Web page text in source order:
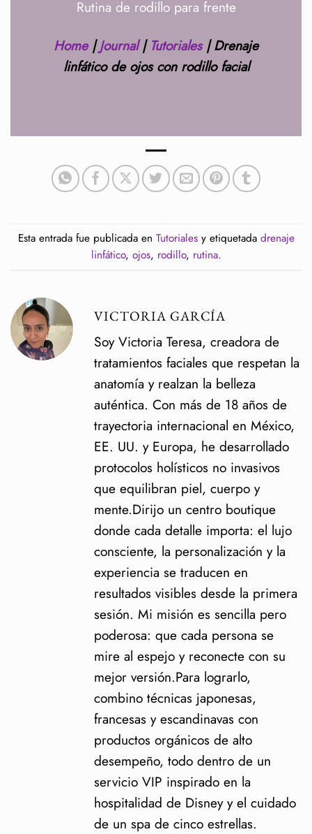
Rutina de rodillo para frente
Home|Journal| Tutoriales|Drenaje
linfático de ojos con rodillo facial
Esta entrada fue publicada en Tutorialesy etiquetada drenaje
linfático, ojos, rodillo, rutina.
VICTORIA GARCÍA
Soy Victoria Teresa, creadora de
tratamientos faciales que respetan la
anatomía y realzan la belleza
auténtica. Con más de 18 años de
trayectoria internacional en México,
EE. UU. y Europa, he desarrollado
protocolos holísticos no invasivos
que equilibran piel, cuerpo y
mente.Dirijo un centro boutique
donde cada detalle importa: el lujo
consciente, la personalización y la
experiencia se traducen en
resultados visibles desde la primera
sesión. Mi misión es sencilla pero
poderosa: que cada persona se
mire al espejo y reconecte con su
mejor versión.Para lograrlo,
combino técnicas japonesas,
francesas y escandinavas con
productos orgánicos de alto
desempeño, todo dentro de un
servicio VIP inspirado en la
hospitalidad de Disney y el cuidado
de un spa de cinco estrellas.